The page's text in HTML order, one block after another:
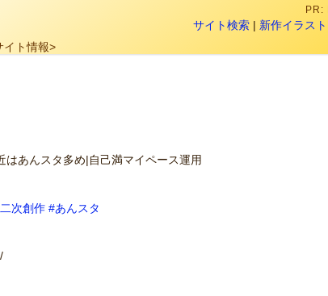
PR:
サイト検索 | 新作イラスト
イト情報>
はあんスタ多め|自己満マイペース運用
次創作 #あんスタ